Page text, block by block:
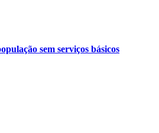
sem serviços básicos